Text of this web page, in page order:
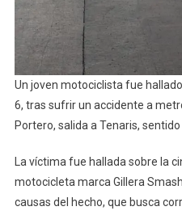
Un joven motociclista fue
6, tras sufrir un accidente a
Portero, salida a Tenaris,
La víctima fue hallada sobre la
motocicleta marca Gillera
causas del hecho, que busca